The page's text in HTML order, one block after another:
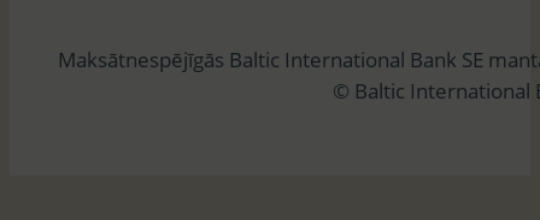
ē
Maksātnespējīgās Baltic International Bank SE
© Baltic International